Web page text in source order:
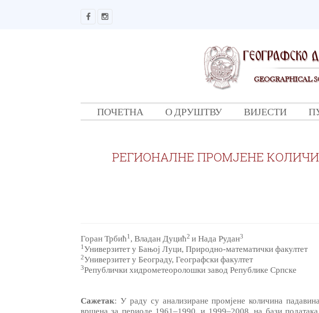
ПОЧЕТНА О ДРУШТВУ ВИЈЕСТИ
РЕГИОНАЛНЕ ПРОМЈЕНЕ
Горан Трбић1 , Владан Дуцић2 и Нада Рудан3
1 Универзитет у Бањој Луци, Природно-математички факултет
2Универзитет у Београду, Географски факултет
3Републички хидрометеоролошки завод Републике Српске
Сажетак: У раду су анализиране промјене количина